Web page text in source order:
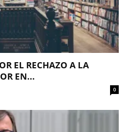
EL RECHAZO A LA
EN...
0